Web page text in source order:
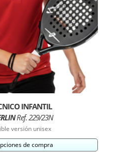
INFANTIL
Ref. 229/23N
versión unisex
de compra